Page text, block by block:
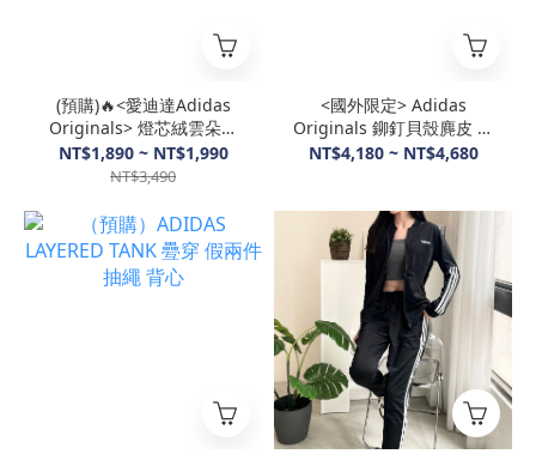
(預購)🔥<愛迪達Adidas
Originals> 燈芯絨雲朵包
餃子包
NT$1,890 ~ NT$1,990
NT$3,490
<國外限定> Adidas
Originals 鉚釘貝殼麂皮 穆
勒鞋 懶人鞋 愛迪達
NT$4,180 ~ NT$4,680